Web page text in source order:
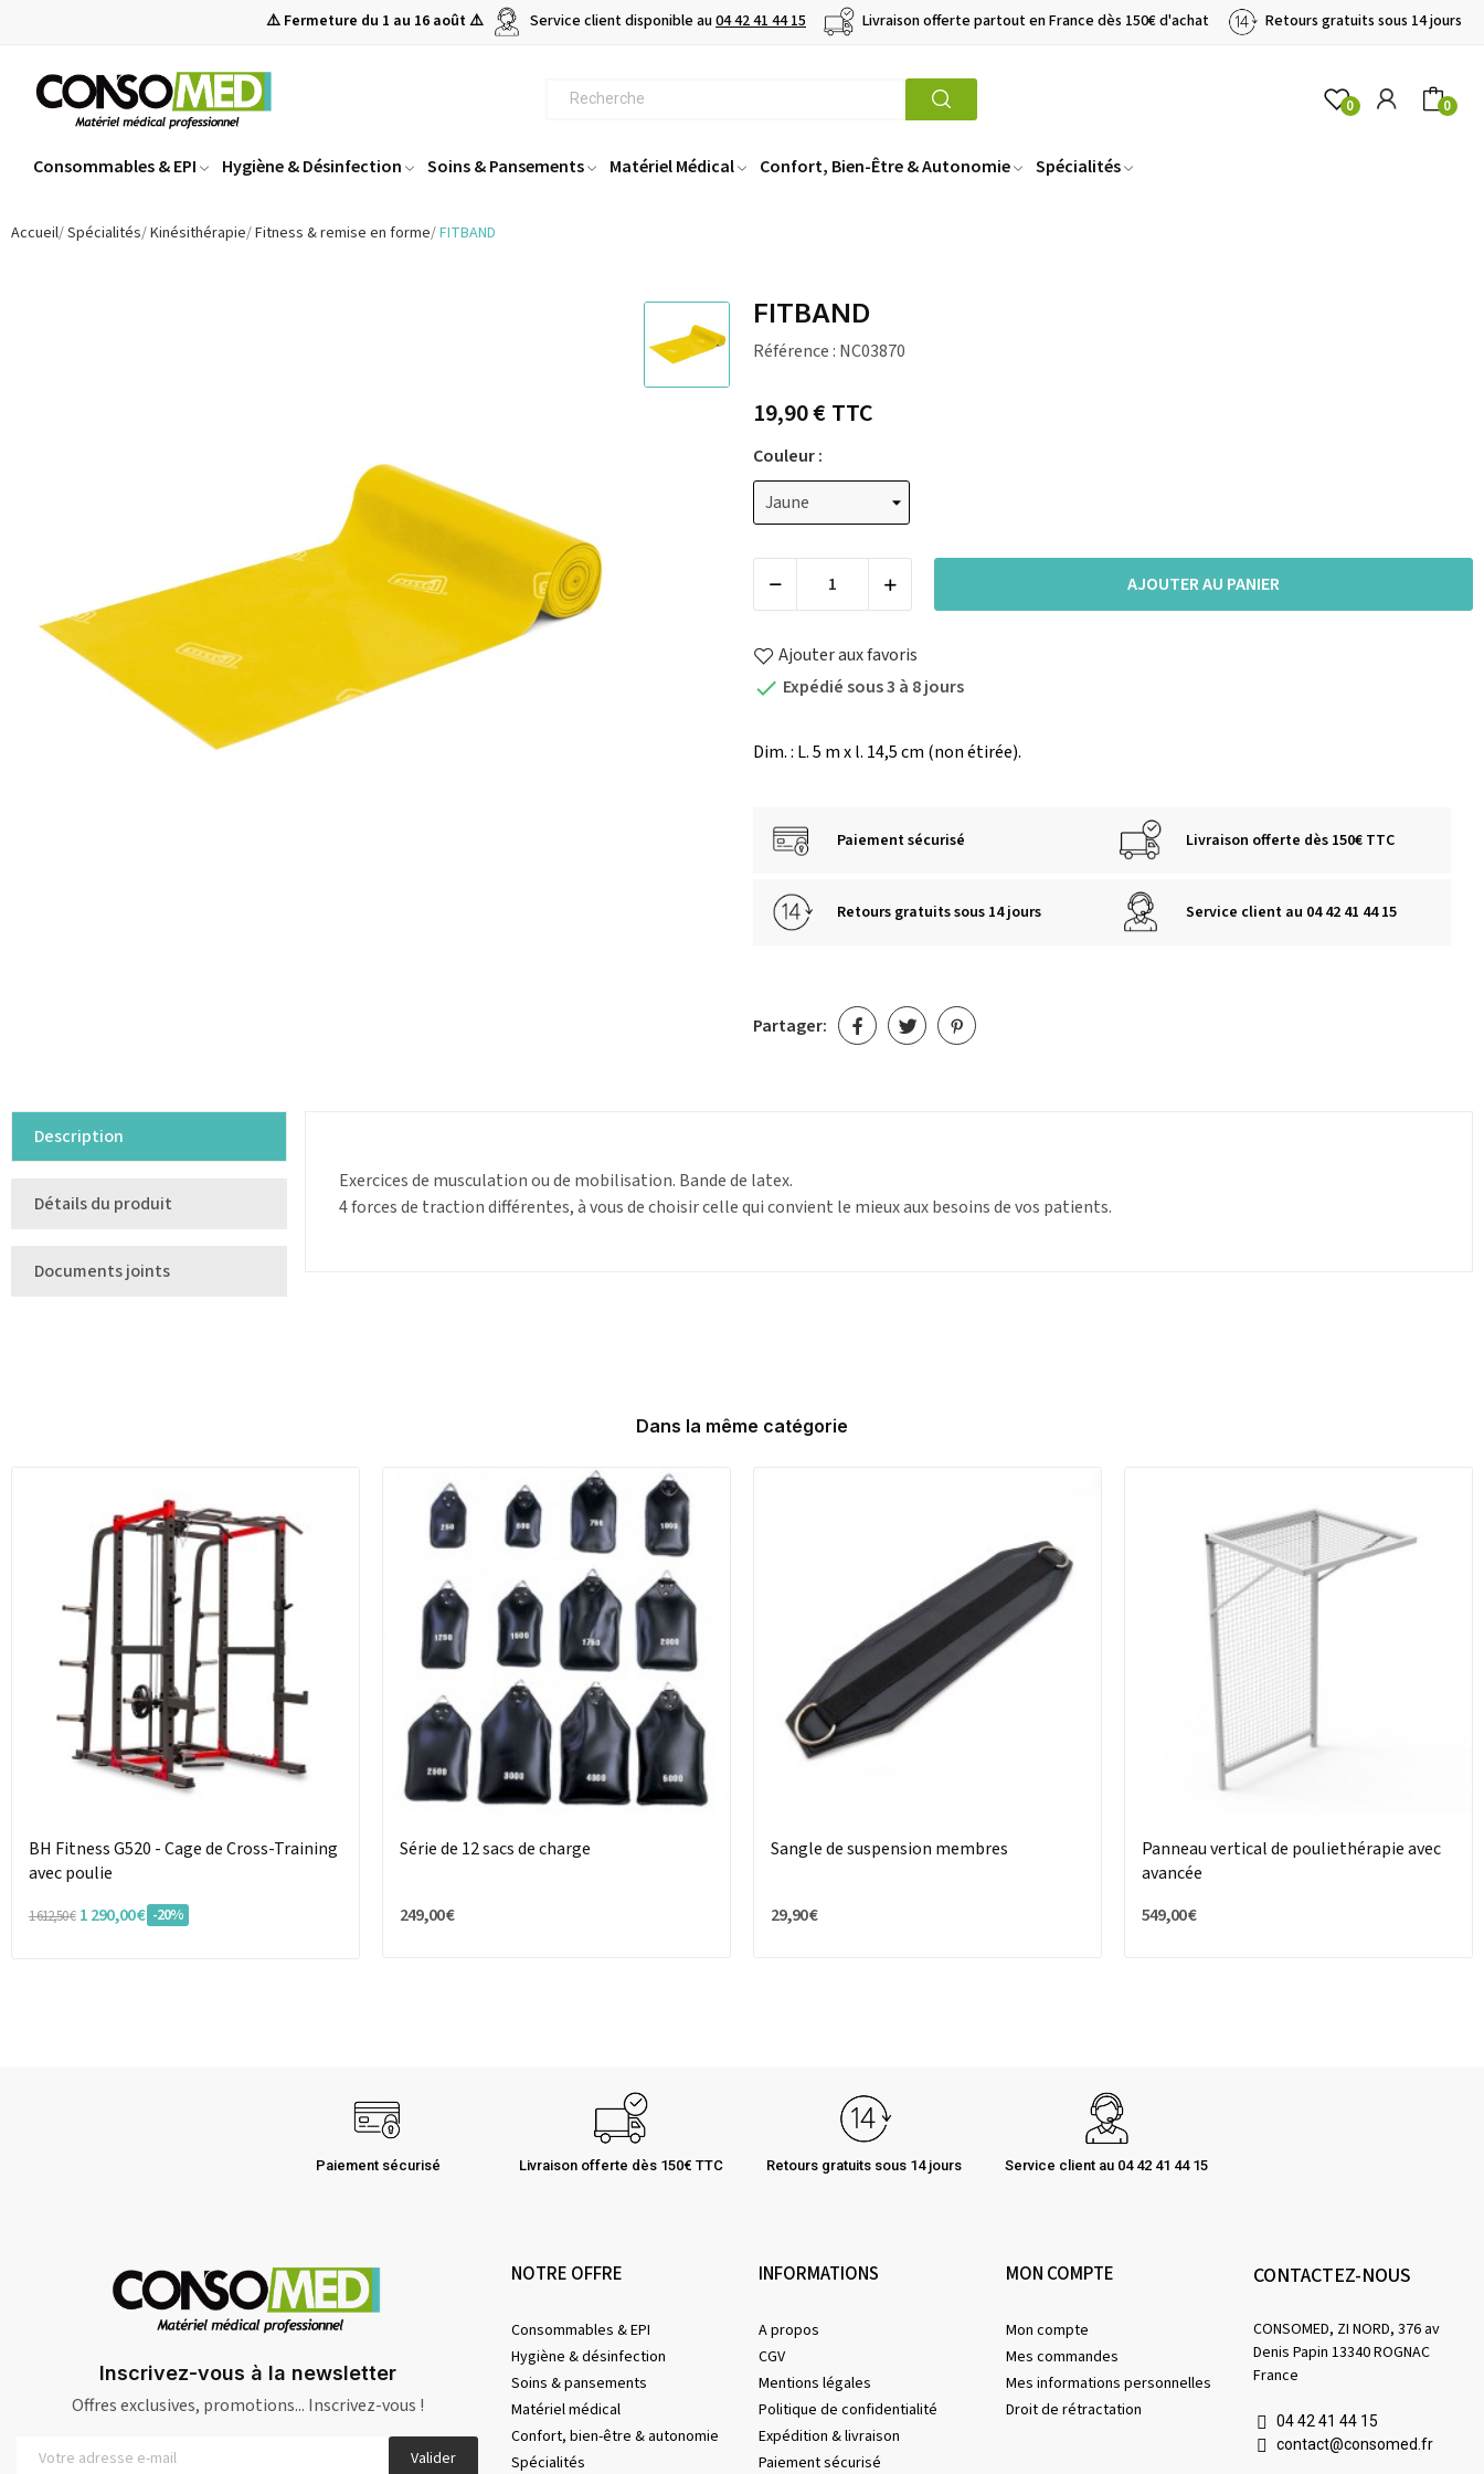
⚠️ Fermeture du 1 au 16 août ⚠️ Service client disponible au04 42 41 44 15 Livraison offerte partout en France dès 150€ d'achat Retours gratuits sous 14 jours
0 0
Consommables & EPI Hygiène & Désinfection Soins & Pansements Matériel Médical Confort, Bien-Être & Autonomie Spécialités
Accueil Spécialités Kinésithérapie Fitness & remise en forme FITBAND
FITBAND
Référence : NC03870
19,90 €TTC
Couleur :
AJOUTER AU PANIER
Ajouter aux favoris
 Expédié sous 3 à 8 jours
Dim. : L. 5 m x l. 14,5 cm (non étirée).
Paiement sécurisé Livraison offerte dès 150€ TTC
Retours gratuits sous 14 jours Service client au 04 42 41 44 15
Partager:
Description
Détails du produit
Documents joints
Exercices de musculation ou de mobilisation. Bande de latex.
4 forces de traction différentes, à vous de choisir celle qui convient le mieux aux besoins de vos patients.
Dans la même catégorie
BH Fitness G520 - Cage de Cross-Training
avec poulie
1 612,50 € 1 290,00 € -20%
Série de 12 sacs de charge
249,00 €
Sangle de suspension membres
29,90 €
Panneau vertical de pouliethérapie avec
avancée
549,00 €
Paiement sécurisé Livraison offerte dès 150€ TTC Retours gratuits sous 14 jours Service client au 04 42 41 44 15
Inscrivez-vous à la newsletter
Offres exclusives, promotions... Inscrivez-vous !
Valider
NOTRE OFFRE
Consommables & EPI
Hygiène & désinfection
Soins & pansements
Matériel médical
Confort, bien-être & autonomie
Spécialités
INFORMATIONS
A propos
CGV
Mentions légales
Politique de confidentialité
Expédition & livraison
Paiement sécurisé
MON COMPTE
Mon compte
Mes commandes
Mes informations personnelles
Droit de rétractation
CONTACTEZ-NOUS
CONSOMED, ZI NORD, 376 av
Denis Papin 13340 ROGNAC
France
04 42 41 44 15
contact@consomed.fr